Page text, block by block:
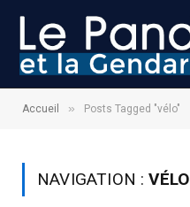
Accueil » Posts Tagged "vélo"
NAVIGATION :VÉLO